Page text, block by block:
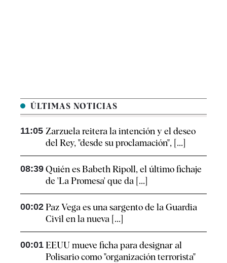
ÚLTIMAS NOTICIAS
11:05 Zarzuela reitera la intención y el deseo
del Rey, "desde su proclamación", [...]
08:39 Quién es Babeth Ripoll, el último fichaje
de 'La Promesa' que da [...]
00:02 Paz Vega es una sargento de la Guardia
Civil en la nueva [...]
00:01 EEUU mueve ficha para designar al
Polisario como "organización terrorista"